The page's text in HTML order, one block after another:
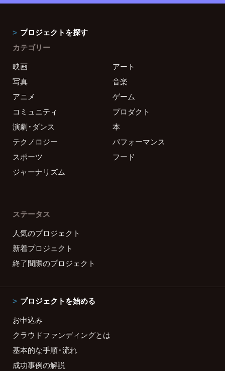
プロジェクトを探す
カテゴリー
映画
アート
写真
音楽
アニメ
ゲーム
コミュニティ
プロダクト
演劇・ダンス
本
テクノロジー
パフォーマンス
スポーツ
フード
ジャーナリズム
ステータス
人気のプロジェクト
新着プロジェクト
終了間際のプロジェクト
プロジェクトを始める
お申込み
クラウドファンディングとは
基本的な手順・流れ
成功事例の解説